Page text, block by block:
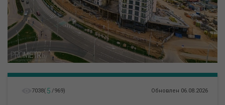
7038( 5 /969) Обновлен 06.08.2026